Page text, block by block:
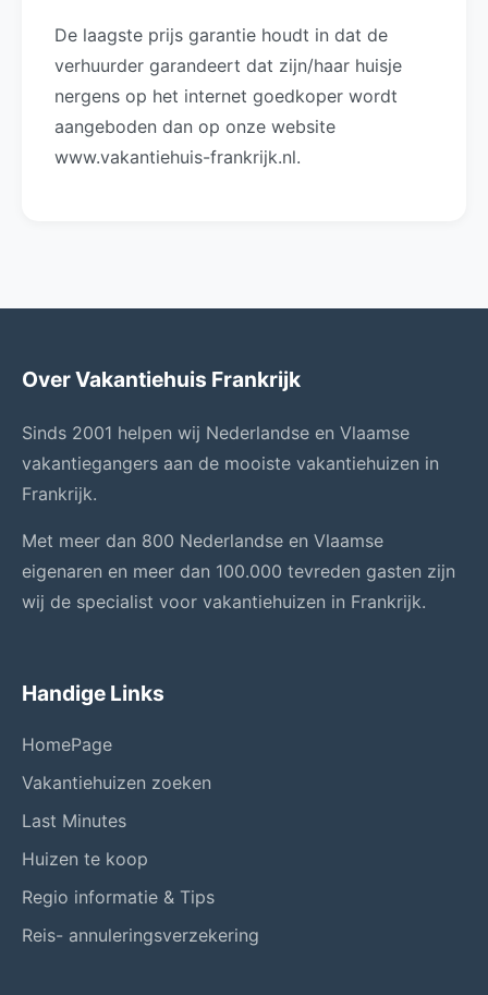
De laagste prijs garantie houdt in dat de
verhuurder garandeert dat zijn/haar huisje
nergens op het internet goedkoper wordt
aangeboden dan op onze website
www.vakantiehuis-frankrijk.nl.
Over Vakantiehuis Frankrijk
Sinds 2001 helpen wij Nederlandse en Vlaamse
vakantiegangers aan de mooiste vakantiehuizen in
Frankrijk.
Met meer dan 800 Nederlandse en Vlaamse
eigenaren en meer dan 100.000 tevreden gasten zijn
wij de specialist voor vakantiehuizen in Frankrijk.
Handige Links
HomePage
Vakantiehuizen zoeken
Last Minutes
Huizen te koop
Regio informatie & Tips
Reis- annuleringsverzekering